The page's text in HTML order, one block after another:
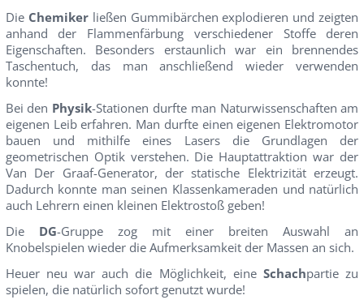
Die Chemikerließen Gummibärchen explodieren und zeigten
anhand der Flammenfärbung verschiedener Stoffe deren
Eigenschaften. Besonders erstaunlich war ein brennendes
Taschentuch, das man anschließend wieder verwenden
konnte!
Bei den Physik-Stationen durfte man Naturwissenschaften am
eigenen Leib erfahren. Man durfte einen eigenen Elektromotor
bauen und mithilfe eines Lasers die Grundlagen der
geometrischen Optik verstehen. Die Hauptattraktion war der
Van Der Graaf-Generator, der statische Elektrizität erzeugt.
Dadurch konnte man seinen Klassenkameraden und natürlich
auch Lehrern einen kleinen Elektrostoß geben!
Die DG-Gruppe zog mit einer breiten Auswahl an
Knobelspielen wieder die Aufmerksamkeit der Massen an sich.
Heuer neu war auch die Möglichkeit, eineSchachpartie zu
spielen, die natürlich sofort genutzt wurde!